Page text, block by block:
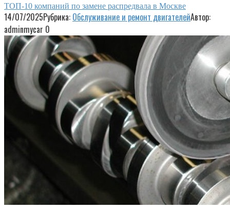
ТОП-10 компаний по замене распредвала в Москве
14/07/2025Рубрика: Обслуживание и ремонт двигателейАвтор:
adminmycar 0